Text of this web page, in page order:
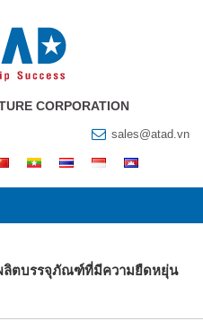
CORPORATION
sales@atad.vn
ผลิตบรรจุภัณฑ์ที่มีความยืดหยุ่น